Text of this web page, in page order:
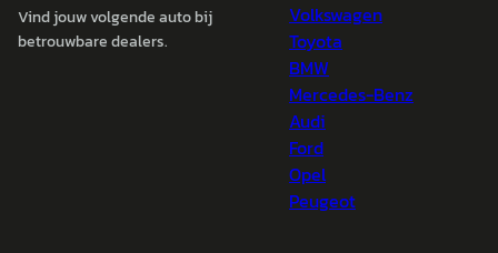
Vind jouw volgende auto bij
betrouwbare dealers.
Volkswagen
Toyota
BMW
Mercedes-Benz
Audi
Ford
Opel
Peugeot